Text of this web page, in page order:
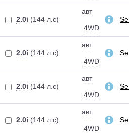
2.0i (144 л.с)
авт
4WD
2.0i (144 л.с)
авт
4WD
2.0i (144 л.с)
авт
4WD
2.0i (144 л.с)
авт
4WD